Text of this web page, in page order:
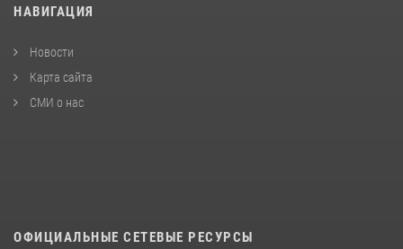
НАВИГАЦИЯ
Новости
Карта сайта
СМИ о нас
ОФИЦИАЛЬНЫЕ СЕТЕВЫЕ РЕСУРСЫ